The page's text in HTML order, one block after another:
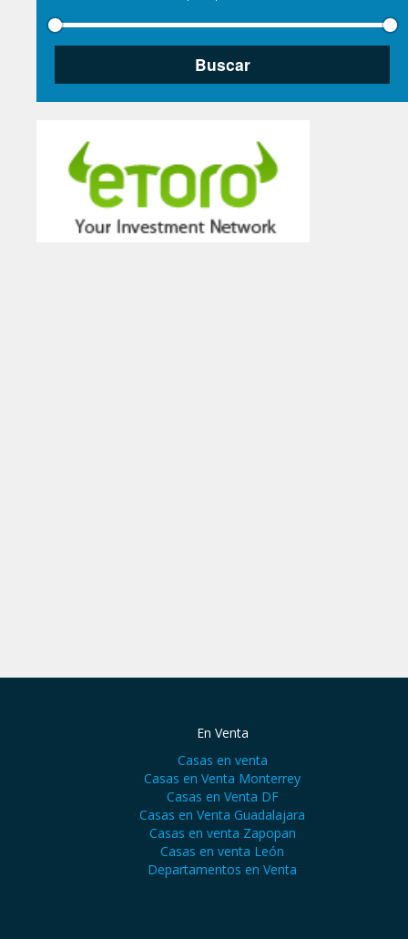
En Venta
Casas en venta
Casas en Venta Monterrey
Casas en Venta DF
Casas en Venta Guadalajara
Casas en venta Zapopan
Casas en venta León
Departamentos en Venta